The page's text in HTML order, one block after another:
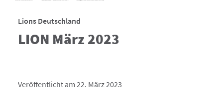
Lions Deutschland
LION März 2023
Veröffentlicht am 22. März 2023